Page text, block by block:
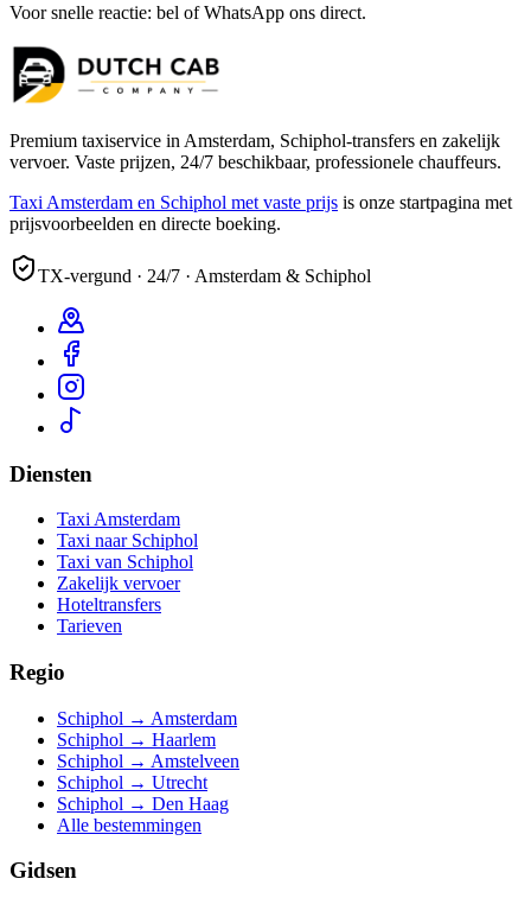
Voor snelle reactie: bel of WhatsApp ons direct.
Premium taxiservice in Amsterdam, Schiphol-transfers en zakelijk
vervoer. Vaste prijzen, 24/7 beschikbaar, professionele chauffeurs.
Taxi Amsterdam en Schiphol met vaste prijs is onze startpagina met
prijsvoorbeelden en directe boeking.
TX-vergund · 24/7 · Amsterdam & Schiphol
Diensten
Taxi Amsterdam
Taxi naar Schiphol
Taxi van Schiphol
Zakelijk vervoer
Hoteltransfers
Tarieven
Regio
Schiphol → Amsterdam
Schiphol → Haarlem
Schiphol → Amstelveen
Schiphol → Utrecht
Schiphol → Den Haag
Alle bestemmingen
Gidsen